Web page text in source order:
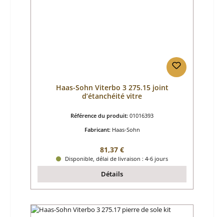
Haas-Sohn Viterbo 3 275.15 joint
d’étanchéité vitre
Référence du produit: 01016393
Fabricant: Haas-Sohn
Prix régulier :
81,37 €
Disponible, délai de livraison : 4-6 jours
Détails